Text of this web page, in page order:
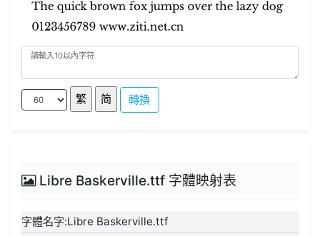
轉換
Libre Baskerville.ttf 字體映射表
字體名字:Libre Baskerville.ttf